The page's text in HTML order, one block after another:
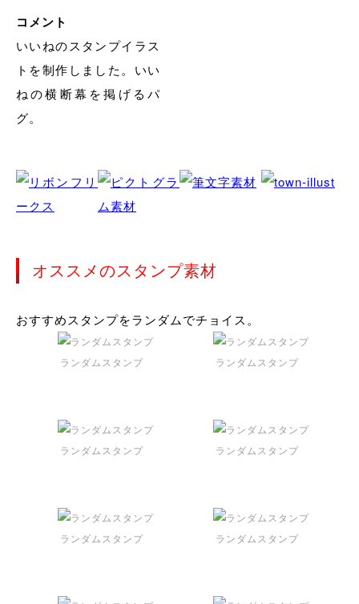
コメント
いいねのスタンプイラス
トを制作しました。いい
ねの横断幕を掲げるパ
グ。
オススメのスタンプ素材
おすすめスタンプをランダムでチョイス。
ランダムスタンプ ランダムスタンプ
ランダムスタンプ ランダムスタンプ
ランダムスタンプ ランダムスタンプ